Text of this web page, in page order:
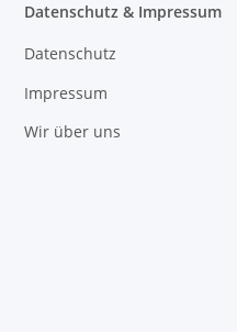
Datenschutz & Impressum
Datenschutz
Impressum
Wir über uns